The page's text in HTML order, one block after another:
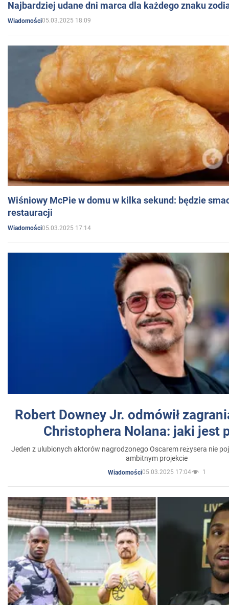
Najbardziej udane dni marca dla każdego znaku
Wiadomości05.03.2025 18:09
Wiśniowy McPie w domu w kilka sekund: będzie
restauracji
Wiadomości05.03.2025 17:14
Robert Downey Jr. odmówił
Christophera Nolana: jaki jest
Jeden z ulubionych aktorów nagrodzonego Oscarem reżysera nie
ambitnym projekcie
Wiadomości05.03.2025 17:04 1